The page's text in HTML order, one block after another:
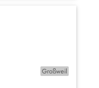
Großweil